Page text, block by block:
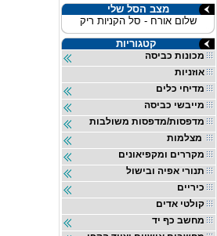
מצב הסל שלי
שלום אורח - סל הקניות ריק
קטגוריות